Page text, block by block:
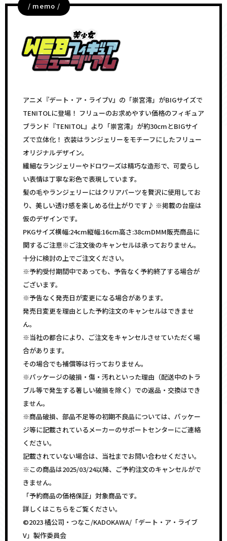
/ memo /
アニメ『デート・ア・ライブV』の「崇宮澪」がBIGサイズで
TENITOLに登場！ フリューのお求めやすい価格のフィギュア
ブランド『TENITOL』より「崇宮澪」が約30cmとBIGサイ
ズで立体化！ 衣装はランジェリーをモチーフにしたフリュー
オリジナルデザイン。
繊細なランジェリーやドロワーズは精巧な造形で、可愛らし
い表情は丁寧な彩色で表現しています。
髪の毛やランジェリーにはクリアパーツを贅沢に使用してお
り、美しい透け感を楽しめる仕上がりです♪ ※掲載の台座は
仮のデザインです。
PKGサイズ横幅:24cm縦幅:16cm高さ:38cmDMM販売商品に
関するご注意※ご注文後のキャンセルは承っておりません。
十分に検討の上でご注文ください。
※予約受付期間中であっても、予告なく予約終了する場合が
ございます。
※予告なく発売日が変更になる場合があります。
発売日変更を理由とした予約注文のキャンセルはできませ
ん。
※当社の都合により、ご注文をキャンセルさせていただく場
合があります。
その場合でも補償等は行っておりません。
※パッケージの破損・傷・汚れといった理由（配送中のトラ
ブル等で発生する著しい破損を除く）での返品・交換はでき
ません。
※商品破損、部品不足等の初期不良品については、パッケー
ジ等に記載されているメーカーのサポートセンターにご連絡
ください。
記載されていない場合は、当社までお問い合わせください。
※この商品は2025/03/24以降、ご予約注文のキャンセルがで
きません。
「予約商品の価格保証」対象商品です。
詳しくはこちらをご覧ください。
©2023 橘公司・つなこ/KADOKAWA/「デート・ア・ライブ
V」製作委員会